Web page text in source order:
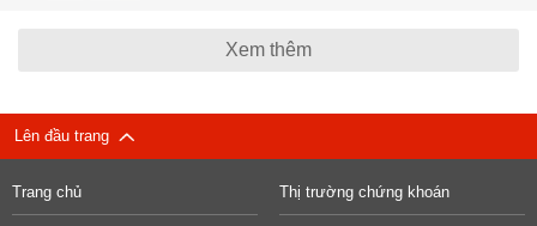
Xem thêm
Lên đầu trang
Trang chủ Thị trường chứng khoán